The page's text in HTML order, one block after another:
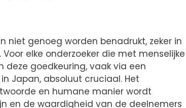
niet genoeg worden benadrukt, zeker in
elke onderzoeker die met menselijke
deze goedkeuring, vaak via een
Japan, absoluut cruciaal. Het
en humane manier wordt
en de waardigheid van de deelnemers